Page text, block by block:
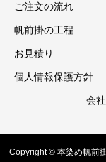
ご注文の流れ
帆前掛の工程
お見積り
個人情報保護方針
会
Copyright © 本染め帆前